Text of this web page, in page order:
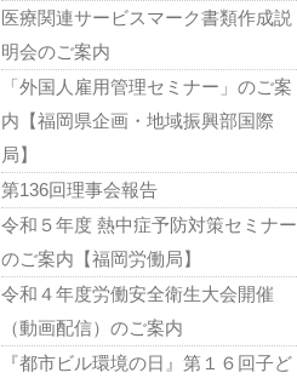
医療関連サービスマーク書類作成説
明会のご案内
「外国人雇用管理セミナー」のご案
内【福岡県企画・地域振興部国際
局】
第136回理事会報告
令和５年度 熱中症予防対策セミナー
のご案内【福岡労働局】
令和４年度労働安全衛生大会開催
（動画配信）のご案内
『都市ビル環境の日』第１６回子ど